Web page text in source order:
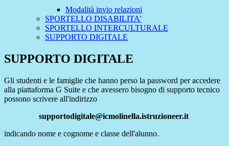
Modalità invio relazioni
SPORTELLO DISABILITA'
SPORTELLO INTERCULTURALE
SUPPORTO DIGITALE
SUPPORTO DIGITALE
Gli studenti e le famiglie che hanno perso la password per accedere
alla piattaforma G Suite e che avessero bisogno di supporto tecnico
possono scrivere all'indirizzo
supportodigitale@icmolinella.istruzioneer.it
indicando nome e cognome e classe dell'alunno.